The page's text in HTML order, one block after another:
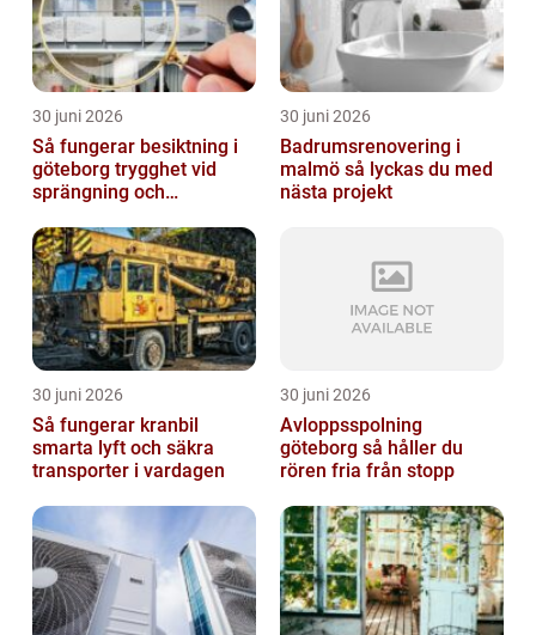
30 juni 2026
Så fungerar besiktning i
göteborg trygghet vid
sprängning och
30 juni 2026
Badrumsrenovering i
malmö så lyckas du med
nästa projekt
30 juni 2026
Så fungerar kranbil
smarta lyft och säkra
transporter i vardagen
30 juni 2026
Avloppsspolning
göteborg så håller du
rören fria från stopp